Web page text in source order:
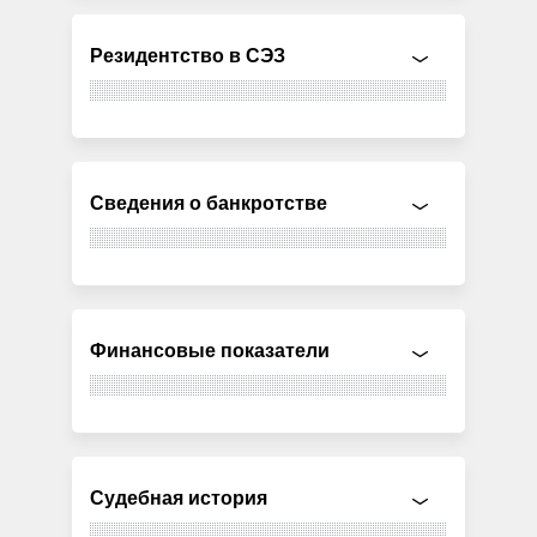
Резидентство в СЭЗ
Сведения о банкротстве
Финансовые показатели
Судебная история